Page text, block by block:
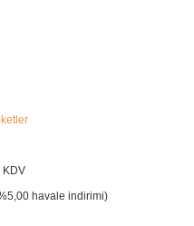
KDV
havale indirimi)